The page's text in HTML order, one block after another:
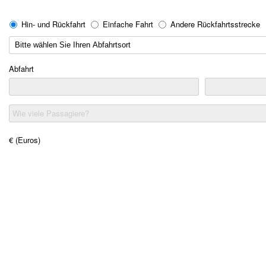
Hin- und Rückfahrt Einfache Fahrt Andere Rückfahrtsstrecke
Abfahrt
Wie viele Passagiere?
€ (Euros)